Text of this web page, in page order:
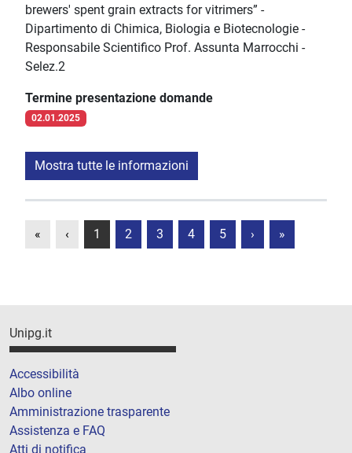
brewers' spent grain extracts for vitrimers” -
Dipartimento di Chimica, Biologia e Biotecnologie -
Responsabile Scientifico Prof. Assunta Marrocchi -
Selez.2
Termine presentazione domande
02.01.2025
Mostra tutte le informazioni
« ‹ 1 2 3 4 5 › »
Unipg.it
Accessibilità
Albo online
Amministrazione trasparente
Assistenza e FAQ
Atti di notifica